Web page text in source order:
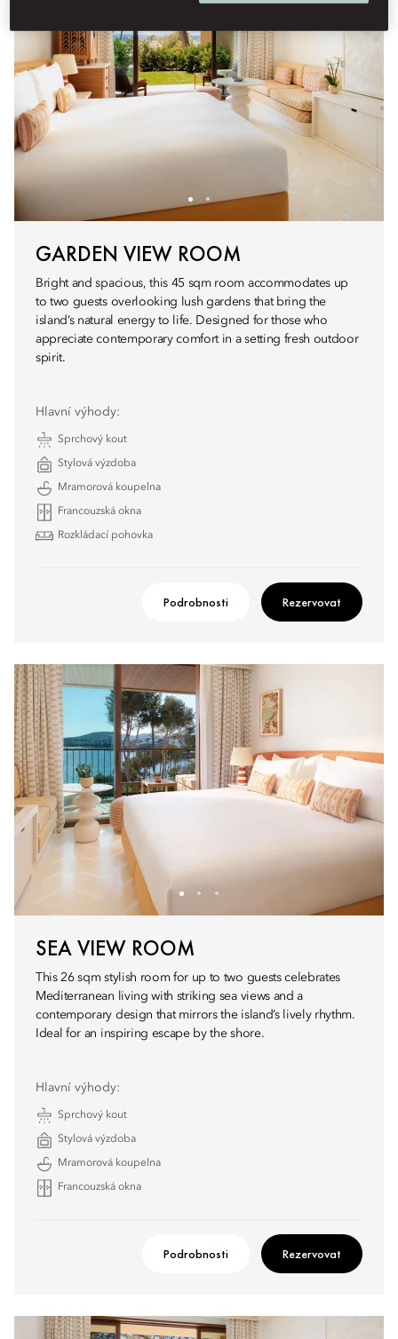
GARDEN VIEW ROOM
Bright and spacious, this 45 sqm room accommodates up
to two guests overlooking lush gardens that bring the
island’s natural energy to life. Designed for those who
appreciate contemporary comfort in a setting fresh outdoor
spirit.
Hlavní výhody:
Sprchový kout
Stylová výzdoba
Mramorová koupelna
Francouzská okna
Rozkládací pohovka
Podrobnosti Rezervovat
SEA VIEW ROOM
This 26 sqm stylish room for up to two guests celebrates
Mediterranean living with striking sea views and a
contemporary design that mirrors the island’s lively rhythm.
Ideal for an inspiring escape by the shore.
Hlavní výhody:
Sprchový kout
Stylová výzdoba
Mramorová koupelna
Francouzská okna
Podrobnosti Rezervovat